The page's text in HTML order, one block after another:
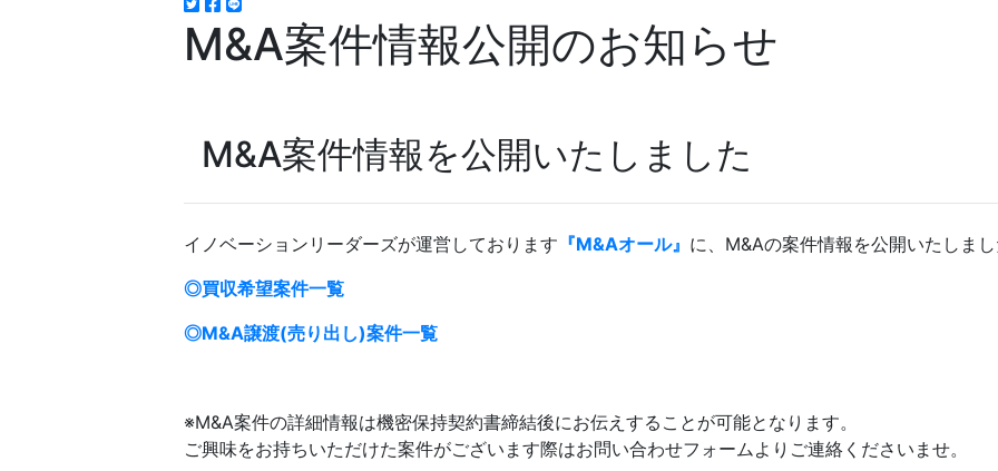
M&A案件情報公開のお知らせ
M&A案件情報を公開いたしました
イノベーションリーダーズが運営しております 『M&Aオール』 に、M&Aの案件情報を公開いたしま
◎買収希望案件一覧
◎M&A譲渡(売り出し)案件一覧
※M&A案件の詳細情報は機密保持契約書締結後にお伝えすることが可能となります。
ご興味をお持ちいただけた案件がございます際はお問い合わせフォームよりご連絡くださいませ。